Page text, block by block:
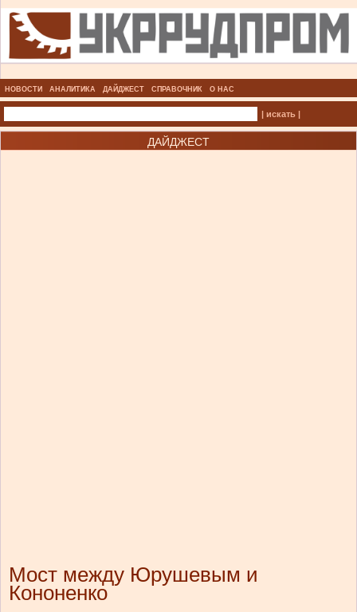
НОВОСТИ АНАЛИТИКА ДАЙДЖЕСТ СПРАВОЧНИК О НАС
| искать |
ДАЙДЖЕСТ
Мост между Юрушевым и
Кононенко